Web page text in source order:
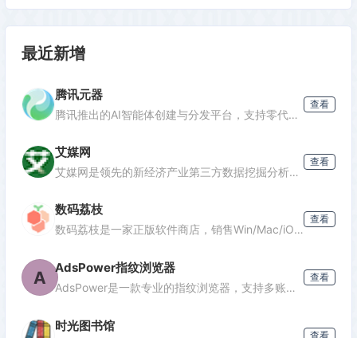
最近新增
腾讯元器
腾讯推出的AI智能体创建与分发平台，支持零代码开发专属AI聊天机器人，深度集成腾讯生态能力，可分发至微信等渠道。
查看
艾媒网
艾媒网是领先的新经济产业第三方数据挖掘分析机构，提供行业报告、消费洞察和商业趋势数据，覆盖AI、电商、汽车等多个领域。
查看
数码荔枝
数码荔枝是一家正版软件商店，销售Win/Mac/iOS/Android平台的影音、办公、设计等软件，并提供使用教程和会员优惠。
查看
A AdsPower指纹浏览器
AdsPower是一款专业的指纹浏览器，支持多账号防关联管理，适用于跨境电商、广告投放、社媒营销等场景，提供独立浏览器环境，降低封号风险。
查看
时光图书馆
查看